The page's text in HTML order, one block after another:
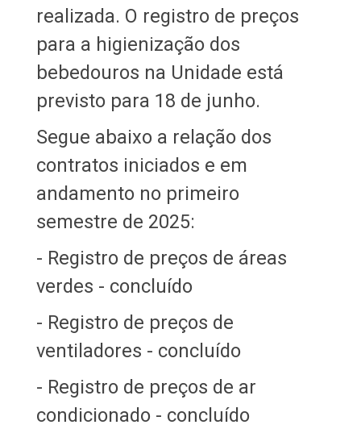
realizada. O registro de preços
para a higienização dos
bebedouros na Unidade está
previsto para 18 de junho.
Segue abaixo a relação dos
contratos iniciados e em
andamento no primeiro
semestre de 2025:
- Registro de preços de áreas
verdes - concluído
- Registro de preços de
ventiladores - concluído
- Registro de preços de ar
condicionado - concluído